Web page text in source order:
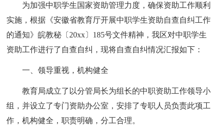
为加强中职学生国家资助管理力度，确保资助工作顺利
实施，根据《安徽省教育厅开展中职学生资助自查自纠工作
的通知》皖教秘〔20xx〕185号文件精神，我区对中职学生
资助工作进行了自查自纠，现将自查自纠情况汇报如下：
一、领导重视，机构健全
教育局成立了以分管局长为组长的中职资助工作领导小
组，并设立了专门资助办公室，安排了专职人员负责此项工
作，机构健全，职责明确，分工合理。